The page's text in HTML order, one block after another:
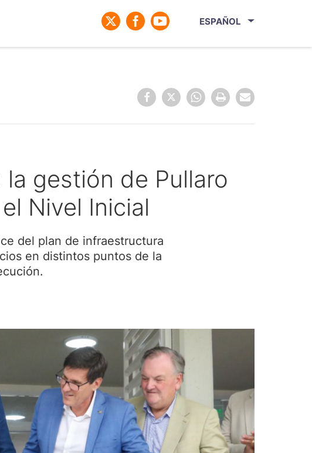
ESPAÑOL
gestión de Pullaro
Nivel Inicial
del plan de infraestructura
en distintos puntos de la